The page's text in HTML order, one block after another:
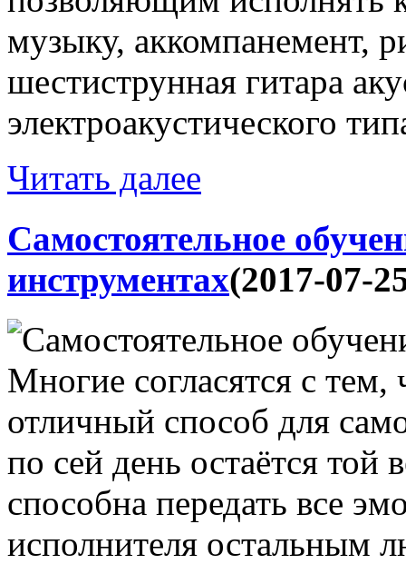
музыку, аккомпанемент,
шестиструнная гитара
электроакустического
Читать далее
Самостоятельное
инструментах(2017-07-
Многие согласятся с тем,
отличный способ для
по сей день остаётся той
способна передать все
исполнителя остальным